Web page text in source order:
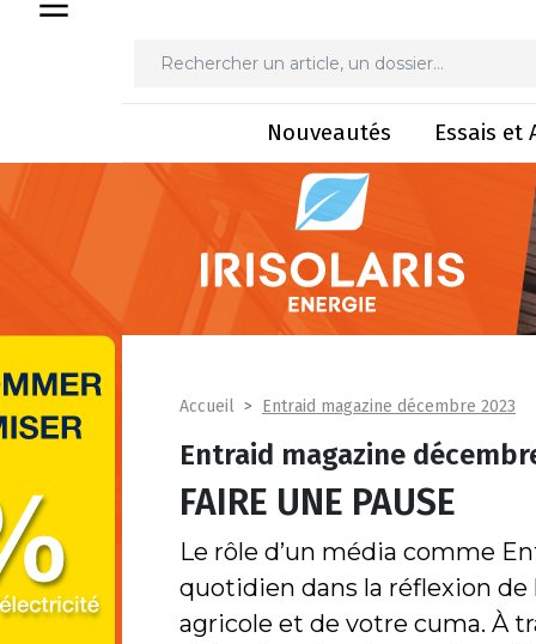
Nouveautés Essais et
Accueil Entraid magazine décembre 2023
Entraid magazine
FAIRE UNE PAUSE
Le rôle d’un média comme
quotidien dans la réflexion
agricole et de votre cuma. À